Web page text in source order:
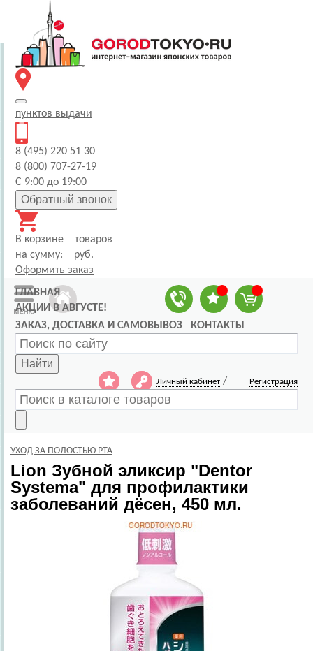
пунктов выдачи
8 (495) 220 51 30
8 (800) 707-27-19
С 9:00 до 19:00
Обратный звонок
В корзине
товаров
на сумму:
руб.
Оформить заказ
ГЛАВНАЯ
АКЦИИ В АВГУСТЕ!
ЗАКАЗ, ДОСТАВКА И САМОВЫВОЗ
КОНТАКТЫ
Найти
Личный кабинет / Регистрация
УХОД ЗА ПОЛОСТЬЮ РТА
Lion Зубной эликсир "Dentor
Systema" для профилактики
заболеваний дёсен, 450 мл.